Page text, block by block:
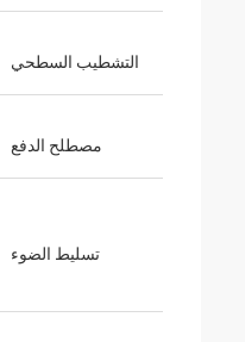
التشطيب السطحي
مصطلح الدفع
تسليط الضوء